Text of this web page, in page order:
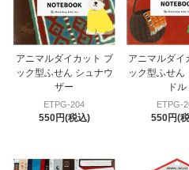
アニマルダイカット ブ
ック型ふせん シュナウ
ザー
ETPG-204
550円(税込)
アニマルダイ
ック型ふせん
ドル
ETPG-
550円(